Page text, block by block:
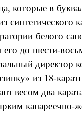
которые в
синтетического
белого
до шести-
из 18-
весом два